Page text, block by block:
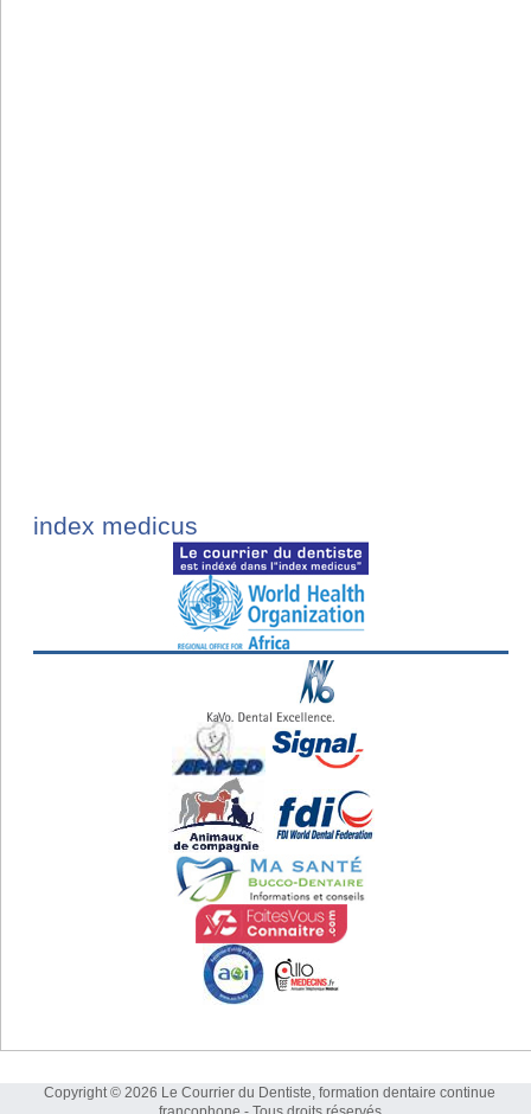
index medicus
Copyright © 2026 Le Courrier du Dentiste, formation dentaire continue